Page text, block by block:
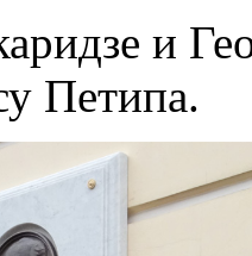
и
Петипа.